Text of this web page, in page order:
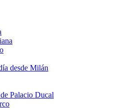
desde Milán
Palacio Ducal